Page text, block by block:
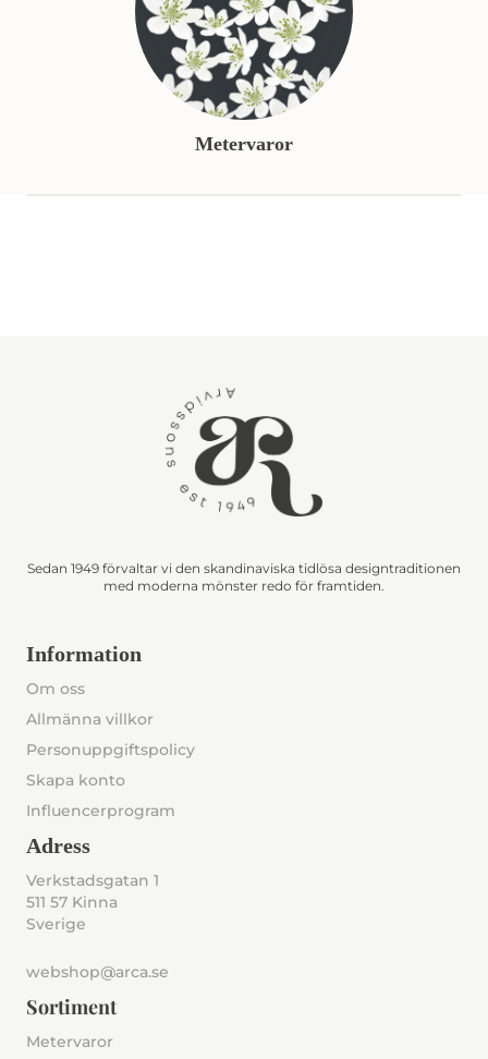
Metervaror
Sedan 1949 förvaltar vi den skandinaviska tidlösa designtraditionen
med moderna mönster redo för framtiden.
Information
Om oss
Allmänna villkor
Personuppgiftspolicy
Skapa konto
Influencerprogram
Adress
Verkstadsgatan 1
511 57 Kinna
Sverige
webshop@arca.se
Sortiment
Metervaror